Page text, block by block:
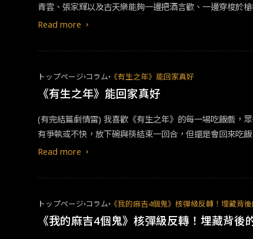
青雲、張家輝以及古天樂能夠一邊把酒言歡、一邊穿梭於
浮誇、煽情的娛樂價值；到了《掃毒2》便延伸成另一故
金三角、泰緬邊界，帶領觀眾見證這個毒販們的罌粟花來源地，看起來
《掃毒3》始終難以入戲。
Read more
トップページ コラム 《有生之年》能回家真好
《有生之年》能回家真好
​​​(有完結篇劇情雷)​ ​我喜歡《有生之年》的每一場吃飯戲，眾多人擠在小小餐桌前，擋在冰箱前，擋在洗手台前，不時會經過神明桌，卻有一張突兀巨大的按摩椅，但說也有趣，每次一起吃飯，即便
Read more
トップページ コラム 《我的麻吉4個鬼》核彈級反轉！埋藏背
《我的麻吉4個鬼》核彈級反轉！埋藏背後